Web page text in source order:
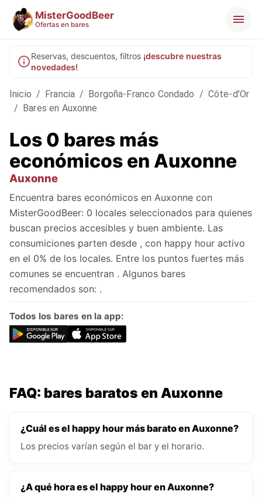
MisterGoodBeer
Ofertas en bares
Reservas, descuentos, filtros ¡descubre nuestras
novedades!
Inicio / Francia / Borgoña-Franco Condado / Côte-d'Or
/ Bares en Auxonne
Los 0 bares más
económicos en Auxonne
Auxonne
Encuentra bares económicos en Auxonne con
MisterGoodBeer: 0 locales seleccionados para quienes
buscan precios accesibles y buen ambiente. Las
consumiciones parten desde , con happy hour activo
en el 0% de los locales. Entre los puntos fuertes más
comunes se encuentran . Algunos bares
recomendados son: .
Todos los bares en la app:
FAQ: bares baratos en Auxonne
¿Cuál es el happy hour más barato en Auxonne?
Los precios varían según el bar y el horario.
¿A qué hora es el happy hour en Auxonne?